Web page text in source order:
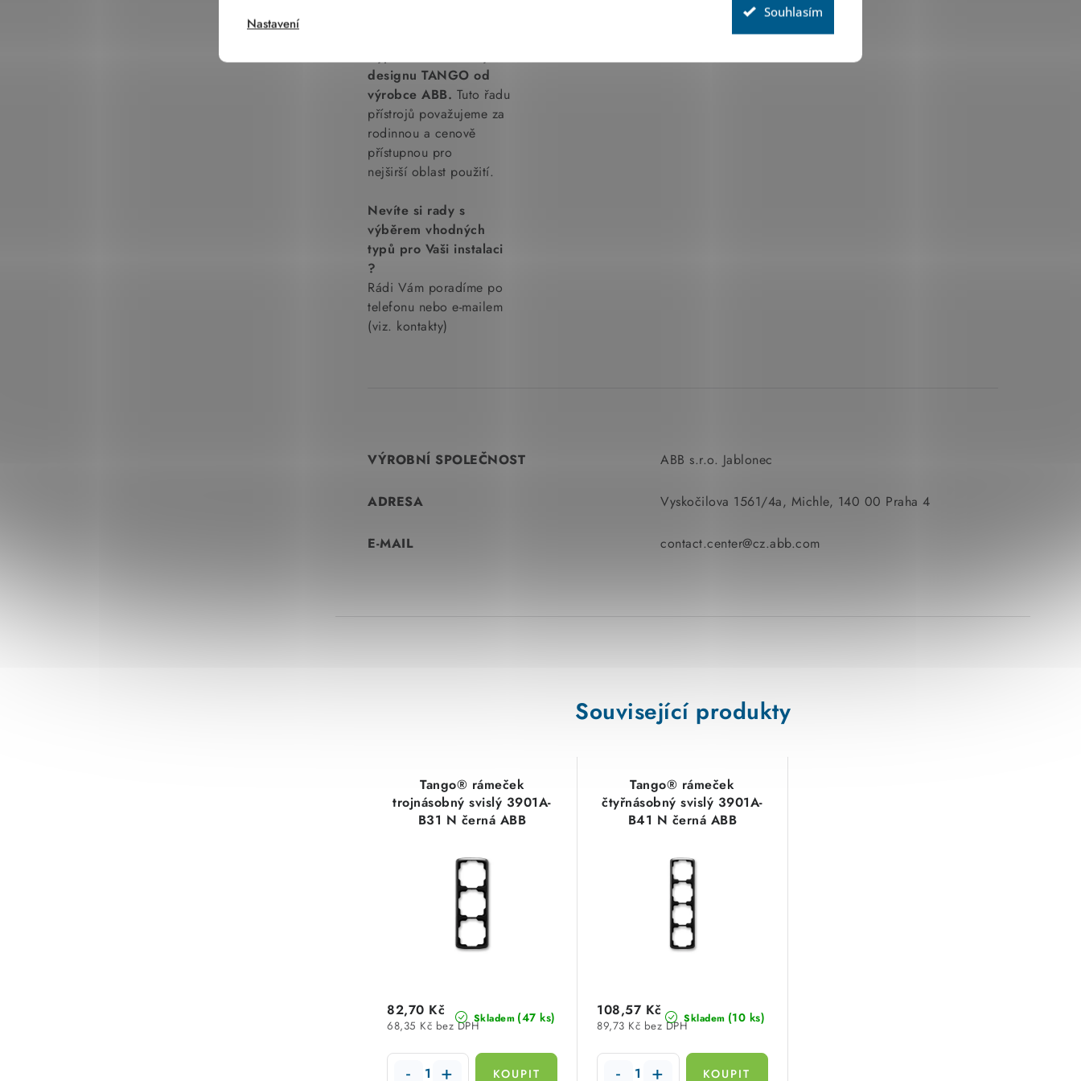
Nastavení
Souhlasím
designu TANGO od
výrobce ABB. Tuto řadu
přístrojů považujeme za
rodinnou a cenově
přístupnou pro
nejširší oblast použití.
Nevíte si rady s
výběrem vhodných
typů pro Vaši instalaci
?
Rádi Vám poradíme po
telefonu nebo e-mailem
(viz. kontakty)
VÝROBNÍ SPOLEČNOST ABB s.r.o. Jablonec
ADRESA Vyskočilova 1561/4a, Michle, 140 00 Praha 4
E-MAIL contact.center@cz.abb.com
Související produkty
Tango® rámeček
trojnásobný svislý 3901A-
B31 N černá ABB
Skladem (47 ks)
68,35 Kč bez DPH
82,70 Kč
Tango® rámeček
čtyřnásobný svislý 3901A-
B41 N černá ABB
Skladem (10 ks)
89,73 Kč bez DPH
108,57 Kč